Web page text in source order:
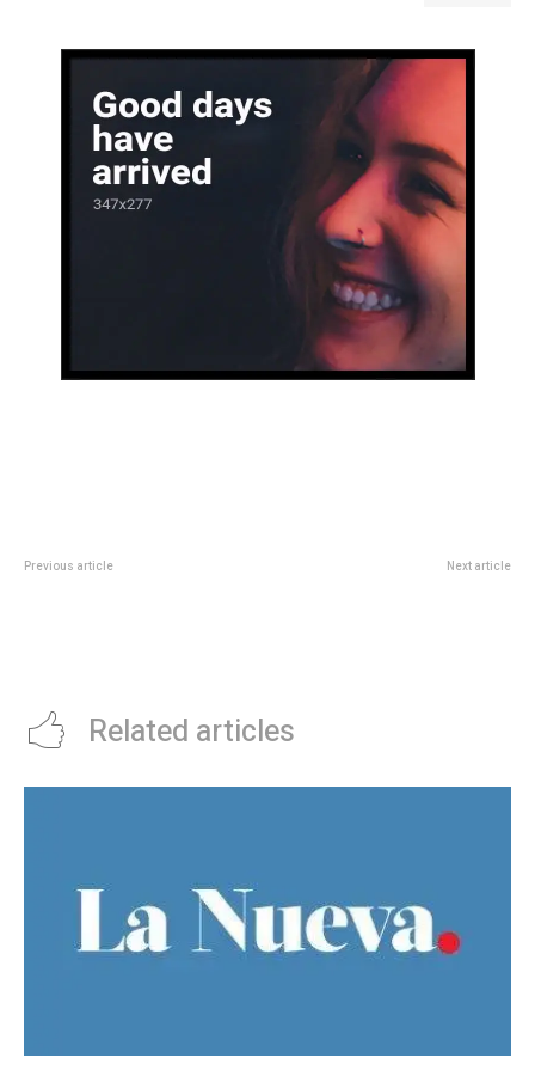
Previous article Next article
Related articles